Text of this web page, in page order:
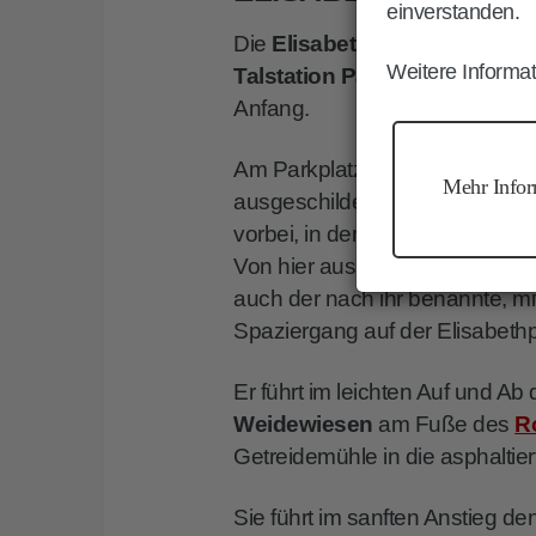
Die Elisabethpromenade
Talstation Paolinain der
Anfang.
Am Parkplatz ist die
ausgeschildert. Sie führt wenig
vorbei, in dem Kaiserin
Von hier aus unternahm sie
auch der nach ihr benannte,
Spaziergang auf der
Er führt im leichten Auf und Ab
Weidewiesen am Fuße des
Getreidemühle in die
Sie führt im sanften Anstieg
einverstanden.
Weitere
Mehr